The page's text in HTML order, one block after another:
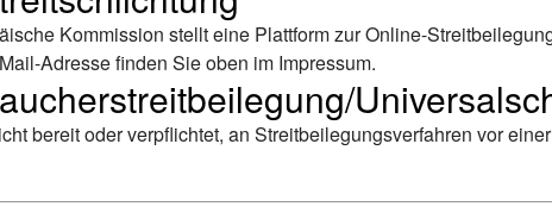
Kommission stellt eine Plattform zur Online-
Adresse finden Sie oben im Impressum.
bereit oder verpflichtet, an Streitbeilegungsverfahren vor